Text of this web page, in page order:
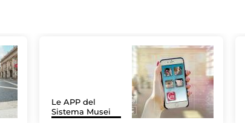
Le APP del
Sistema Musei